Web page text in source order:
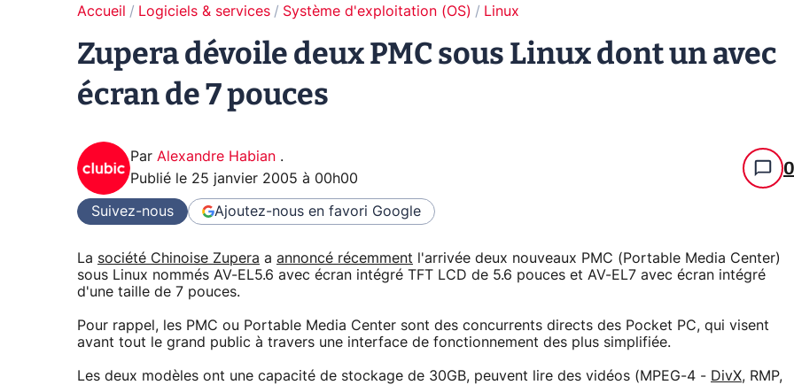
Accueil Logiciels & services Système d'exploitation (OS) Linux
Zupera dévoile deux PMC sous Linux dont un avec
écran de 7 pouces
Par Alexandre Habian .
Publié le 25 janvier 2005 à 00h00 0
Suivez-nous Ajoutez-nous en favori Google
La société Chinoise Zupera a annoncé récemment l'arrivée deux nouveaux PMC (Portable Media Center)
sous Linux nommés AV-EL5.6 avec écran intégré TFT LCD de 5.6 pouces et AV-EL7 avec écran intégré
d'une taille de 7 pouces.
Pour rappel, les PMC ou Portable Media Center sont des concurrents directs des Pocket PC, qui visent
avant tout le grand public à travers une interface de fonctionnement des plus simplifiée.
Les deux modèles ont une capacité de stockage de 30GB, peuvent lire des vidéos (MPEG-4 - DivX, RMP,